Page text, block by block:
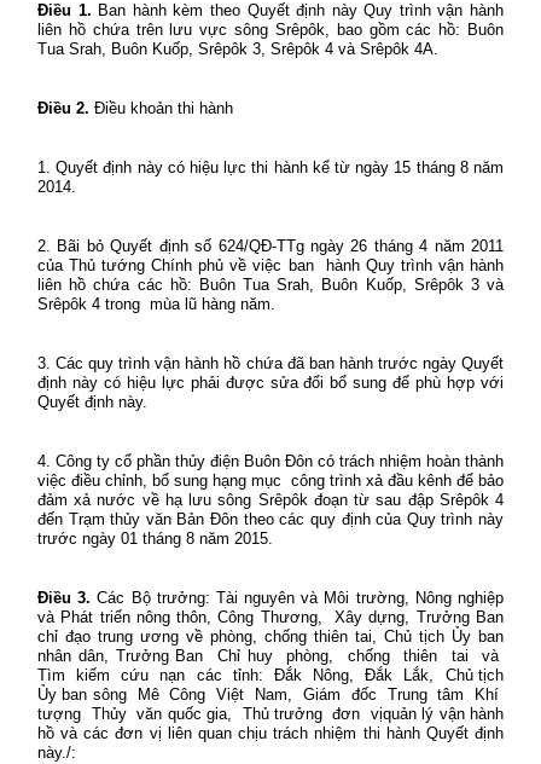
Điều 1. Ban hành kèm theo Quyết định này Quy trình vận hành
liên hồ chứa trên lưu vực sông Srêpôk, bao gồm các hồ: Buôn
Tua Srah, Buôn Kuốp, Srêpôk 3, Srêpôk 4 và Srêpôk 4A.
Điều 2. Điều khoản thi hành
1. Quyết định này có hiệu lực thi hành kể từ ngày 15 tháng 8 năm
2014.
2. Bãi bỏ Quyết định số 624/QĐ-TTg ngày 26 tháng 4 năm 2011
của Thủ tướng Chính phủ về việc ban
hành Quy trình vận hành
liên hồ chứa các hồ: Buôn Tua Srah, Buôn Kuốp, Srêpôk 3 và
Srêpôk 4 trong mùa lũ hàng năm.
3. Các quy trình vận hành hồ chứa đã ban hành trước ngày Quyết
định này có hiệu lực phải được sửa đổi bổ sung để phù hợp với
Quyết định này.
4. Công ty cổ phần thủy điện Buôn Đôn có trách nhiệm hoàn thành
việc điều chỉnh, bổ sung hạng mục công trình xả đầu kênh để bảo
đảm xả nước về hạ lưu sông Srêpôk đoạn từ sau đập Srêpôk 4
đến Trạm thủy văn Bản Đôn theo các quy định của Quy trình này
trước ngày 01 tháng 8 năm 2015.
Điều 3. Các Bộ trưởng: Tài nguyên và Môi trường, Nông nghiệp
và Phát triển nông thôn, Công Thương,
Xây dựng, Trưởng Ban
chỉ đạo trung ương về phòng, chống thiên tai, Chủ tịch Ủy ban
nhân dân, Trưởng Ban
Chỉ huy phòng, chống thiên tai
và
Tìm
kiếm cứu nạn các tỉnh: Đắk Nông, Đắk Lắk,
Chủ tịch
Ủy ban sông
Mê Công Việt Nam, Giám đốc Trung tâm
Khí
tượng Thủy văn quốc gia, Thủ trưởng đơn
vịquản lý vận hành
hồ và các đơn vị liên quan chịu trách nhiệm thi hành Quyết định
này./: